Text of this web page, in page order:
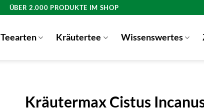
ÜBER 2.000 PRODUKTE IM SHOP
Teearten Kräutertee Wissenswertes
Kräutermax Cistus